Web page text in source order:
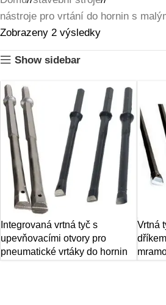
nástroje pro vrtání do hornin s
Zobrazeny 2 výsledky
Show sidebar
Integrovaná vrtná tyč s
upevňovacími otvory pro
pneumatické vrtáky do hornin
Vrtná